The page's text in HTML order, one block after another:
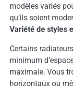
modèles variés
qu’ils soient
Variété de styles
Certains
minimum
maximale. Vous
horizontaux ou